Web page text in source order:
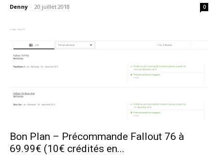
Denny - 20 juillet 2018 0
Bon Plan – Précommande Fallout 76 à
69.99€ (10€ crédités en...